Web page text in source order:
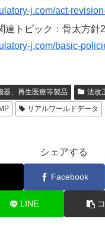
j.com/act-
連トピック：骨太方針
j.com/basic-
器、再生医療等製品 法改
リアルワールドデータ
シェアする
Facebook
LINE